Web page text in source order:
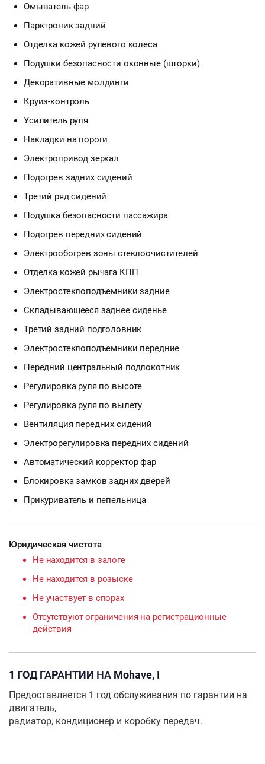
Омыватель фар
Парктроник задний
Отделка кожей рулевого колеса
Подушки безопасности оконные (шторки)
Декоративные молдинги
Круиз-контроль
Усилитель руля
Накладки на пороги
Электропривод зеркал
Подогрев задних сидений
Третий ряд сидений
Подушка безопасности пассажира
Подогрев передних сидений
Электрообогрев зоны стеклоочистителей
Отделка кожей рычага КПП
Электростеклоподъемники задние
Складывающееся заднее сиденье
Третий задний подголовник
Электростеклоподъемники передние
Передний центральный подлокотник
Регулировка руля по высоте
Регулировка руля по вылету
Вентиляция передних сидений
Электрорегулировка передних сидений
Автоматический корректор фар
Блокировка замков задних дверей
Прикуриватель и пепельница
Юридическая чистота
Не находится в залоге
Не находится в розыске
Не участвует в спорах
Отсутствуют ограничения на регистрационные
действия
1 ГОД ГАРАНТИИ НА Mohave, I
Предоставляется 1 год обслуживания по гарантии на
двигатель,
радиатор, кондиционер и коробку передач.